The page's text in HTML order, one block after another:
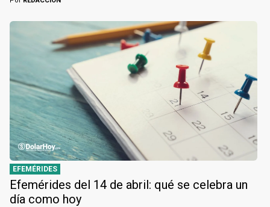
EFEMÉRIDES
Efemérides del 14 de abril: qué se celebra un
día como hoy